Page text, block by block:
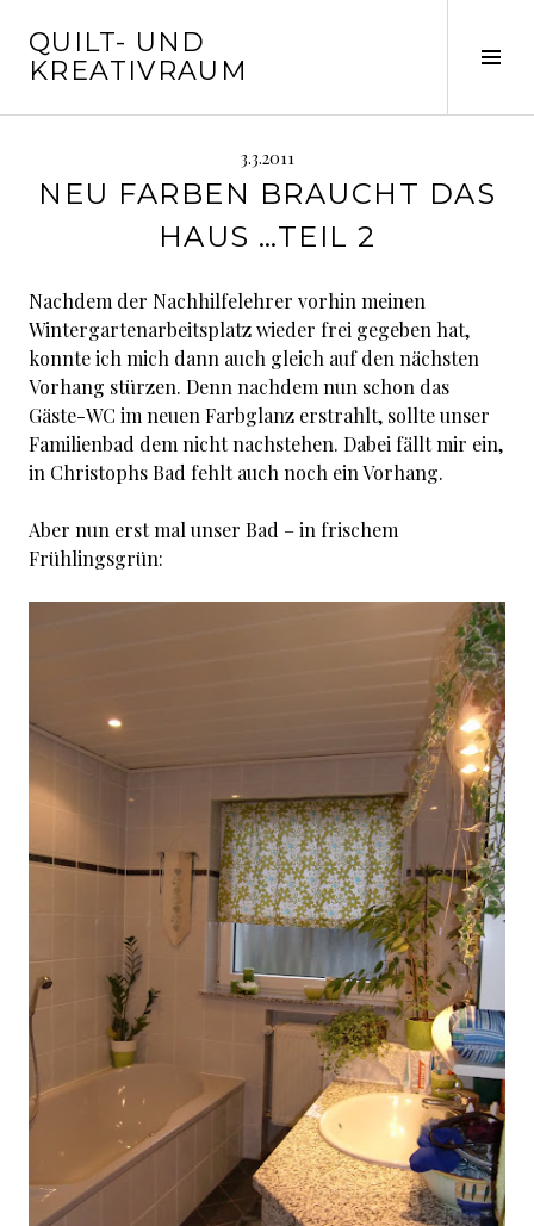
zum
Inhalt
QUILT- UND
KREATIVRAUM
3.3.2011
NEU FARBEN BRAUCHT DAS
HAUS …TEIL 2
Nachdem der Nachhilfelehrer vorhin meinen
Wintergartenarbeitsplatz wieder frei gegeben hat,
konnte ich mich dann auch gleich auf den nächsten
Vorhang stürzen. Denn nachdem nun schon das
Gäste-WC im neuen Farbglanz erstrahlt, sollte unser
Familienbad dem nicht nachstehen. Dabei fällt mir ein,
in Christophs Bad fehlt auch noch ein Vorhang.
Aber nun erst mal unser Bad – in frischem
Frühlingsgrün: